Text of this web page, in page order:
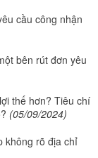
cầu công nhận
bên rút đơn yêu
thế hơn? Tiêu chí
(05/09/2024)
không rõ địa chỉ